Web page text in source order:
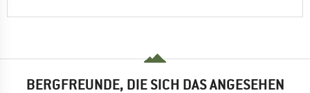
BERGFREUNDE, DIE SICH DAS ANGESEHEN